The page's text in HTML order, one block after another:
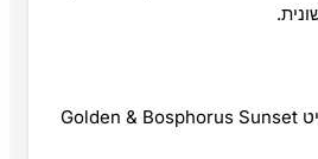
כרטיס לשייט Golden & Bosphorus Sunset